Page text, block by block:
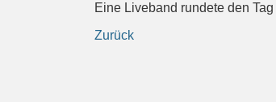
Eine Liveband rundete den
Zurück